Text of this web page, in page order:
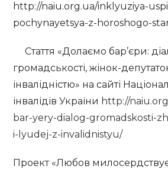
http://naiu.org.ua/inklyuziya-
pochynayetsya-z-horoshogo-
Стаття «Долаємо бар’єри:
громадськості, жінок-
інвалідністю» на сайті
інвалідів України http://
bar-yery-dialog-gromadskosti-
i-lyudej-z-invalidnistyu/
Проект «Любов